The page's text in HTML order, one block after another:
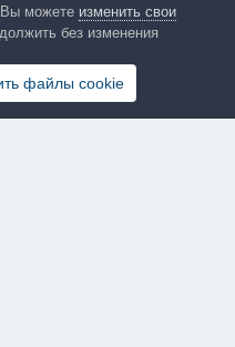
Вы можете изменить свои
без изменения
файлы сookie